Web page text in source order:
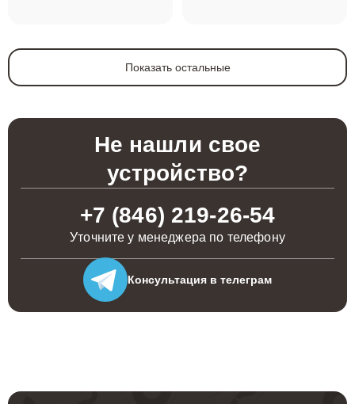
Показать остальные
Не нашли свое
устройство?
+7 (846) 219-26-54
Уточните у менеджера по телефону
Консультация в телеграм